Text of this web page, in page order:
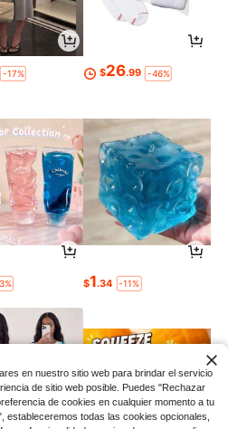
-17% $26.99 -46%
$1.34 -11%
en nuestro sitio web para brindar el servicio
de sitio web posible. Puedes "Rechazar
de cookies en cualquier momento a tu
estableceremos todas las cookies opcionales,